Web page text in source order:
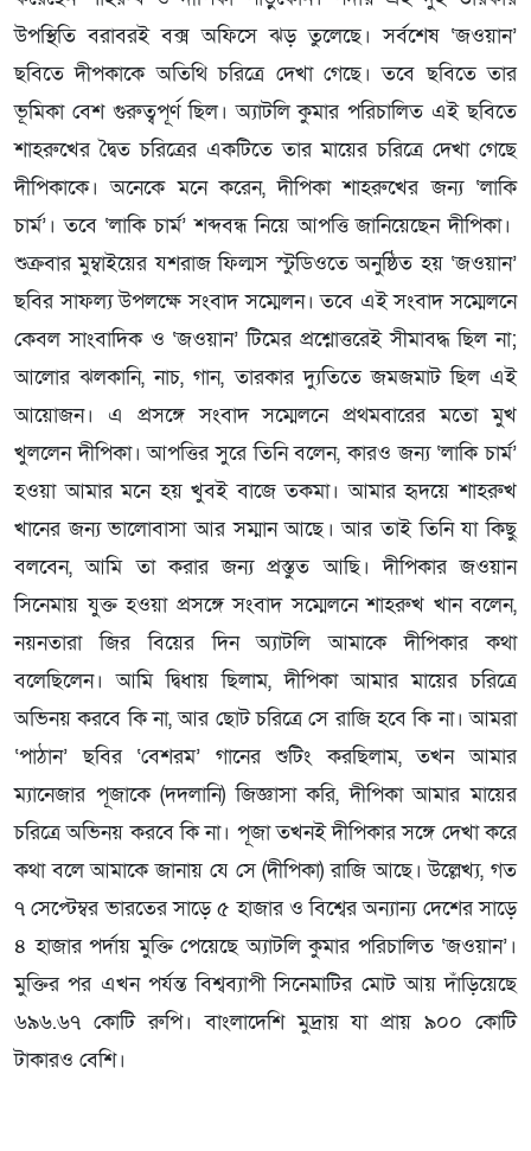
উপস্থিতি বরাবরই বক্স অফিসে ঝড় তুলেছে। সর্বশেষ ‌‘জওয়ান’
ছবিতে দীপকাকে অতিথি চরিত্রে দেখা গেছে। তবে ছবিতে তার
ভূমিকা বেশ গুরুত্বপূর্ণ ছিল। অ্যাটলি কুমার পরিচালিত এই ছবিতে
শাহরুখের দ্বৈত চরিত্রের একটিতে তার মায়ের চরিত্রে দেখা গেছে
দীপিকাকে। অনেকে মনে করেন, দীপিকা শাহরুখের জন্য ‘লাকি
চার্ম’। তবে ‘লাকি চার্ম’ শব্দবন্ধ নিয়ে আপত্তি জানিয়েছেন দীপিকা।
শুক্রবার মুম্বাইয়ের যশরাজ ফিল্মস স্টুডিওতে অনুষ্ঠিত হয় ‘জওয়ান’
ছবির সাফল্য উপলক্ষে সংবাদ সম্মেলন। তবে এই সংবাদ সম্মেলনে
কেবল সাংবাদিক ও ‘জওয়ান’ টিমের প্রশ্নোত্তরেই সীমাবদ্ধ ছিল না;
আলোর ঝলকানি, নাচ, গান, তারকার দ্যুতিতে জমজমাট ছিল এই
আয়োজন। এ প্রসঙ্গে সংবাদ সম্মেলনে প্রথমবারের মতো মুখ
খুললেন দীপিকা। আপত্তির সুরে তিনি বলেন, কারও জন্য ‘লাকি চার্ম’
হওয়া আমার মনে হয় খুবই বাজে তকমা। আমার হৃদয়ে শাহরুখ
খানের জন্য ভালোবাসা আর সম্মান আছে। আর তাই তিনি যা কিছু
বলবেন, আমি তা করার জন্য প্রস্তুত আছি। দীপিকার জওয়ান
সিনেমায় যুক্ত হওয়া প্রসঙ্গে সংবাদ সম্মেলনে শাহরুখ খান বলেন,
নয়নতারা জির বিয়ের দিন অ্যাটলি আমাকে দীপিকার কথা
বলেছিলেন। আমি দ্বিধায় ছিলাম, দীপিকা আমার মায়ের চরিত্রে
অভিনয় করবে কি না, আর ছোট চরিত্রে সে রাজি হবে কি না। আমরা
‘পাঠান’ ছবির ‘বেশরম’ গানের শুটিং করছিলাম, তখন আমার
ম্যানেজার পূজাকে (দদলানি) জিজ্ঞাসা করি, দীপিকা আমার মায়ের
চরিত্রে অভিনয় করবে কি না। পূজা তখনই দীপিকার সঙ্গে দেখা করে
কথা বলে আমাকে জানায় যে সে (দীপিকা) রাজি আছে। উল্লেখ্য, গত
৭ সেপ্টেম্বর ভারতের সাড়ে ৫ হাজার ও বিশ্বের অন্যান্য দেশের সাড়ে
৪ হাজার পর্দায় মুক্তি পেয়েছে অ্যাটলি কুমার পরিচালিত ‘জওয়ান’।
মুক্তির পর এখন পর্যন্ত বিশ্বব্যাপী সিনেমাটির মোট আয় দাঁড়িয়েছে
৬৯৬.৬৭ কোটি রুপি। বাংলাদেশি মুদ্রায় যা প্রায় ৯০০ কোটি
টাকারও বেশি।